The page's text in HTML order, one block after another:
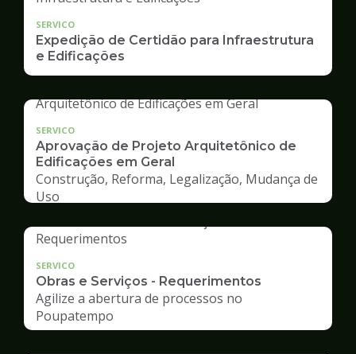
SERVICO
Expedição de Certidão para Infraestrutura
e Edificações
SERVICO
Aprovação de Projeto Arquitetônico de
Edificações em Geral
Construção, Reforma, Legalização, Mudança de
Uso
SERVICO
Obras e Serviços - Requerimentos
Agilize a abertura de processos no
Poupatempo